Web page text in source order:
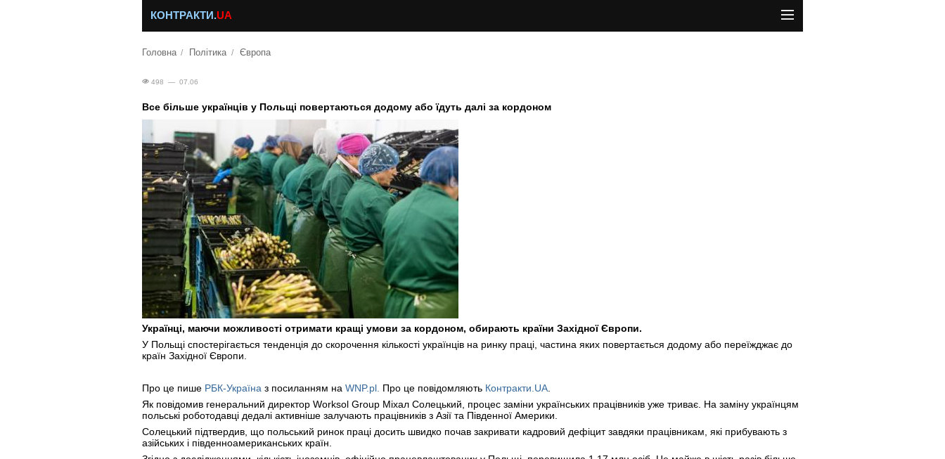
КОНТРАКТИ.UA
Головна Політика Європа
498 — 07.06
Все більше українців у Польщі повертаються додому або їдуть далі за кордоном
Українці, маючи можливості отримати кращі умови за кордоном, обирають країни Західної Європи.
У Польщі спостерігається тенденція до скорочення кількості українців на ринку праці, частина яких повертається додому або переїжджає до
країн Західної Європи.
Про це пише РБК-Україна з посиланням на WNP.pl. Про це повідомляють Контракти.UA
Як повідомив генеральний директор Worksol Group Міхал Солецький, процес заміни українських працівників уже триває. На заміну українцям
польські роботодавці дедалі активніше залучають працівників з Азії та Південної Америки.
Солецький підтвердив, що польський ринок праці досить швидко почав закривати кадровий дефіцит завдяки працівникам, які прибувають з
азійських і південноамериканських країн.